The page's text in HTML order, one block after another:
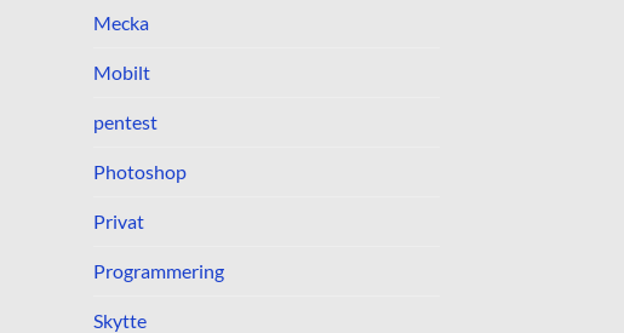
Mecka
Mobilt
pentest
Photoshop
Privat
Programmering
Skytte